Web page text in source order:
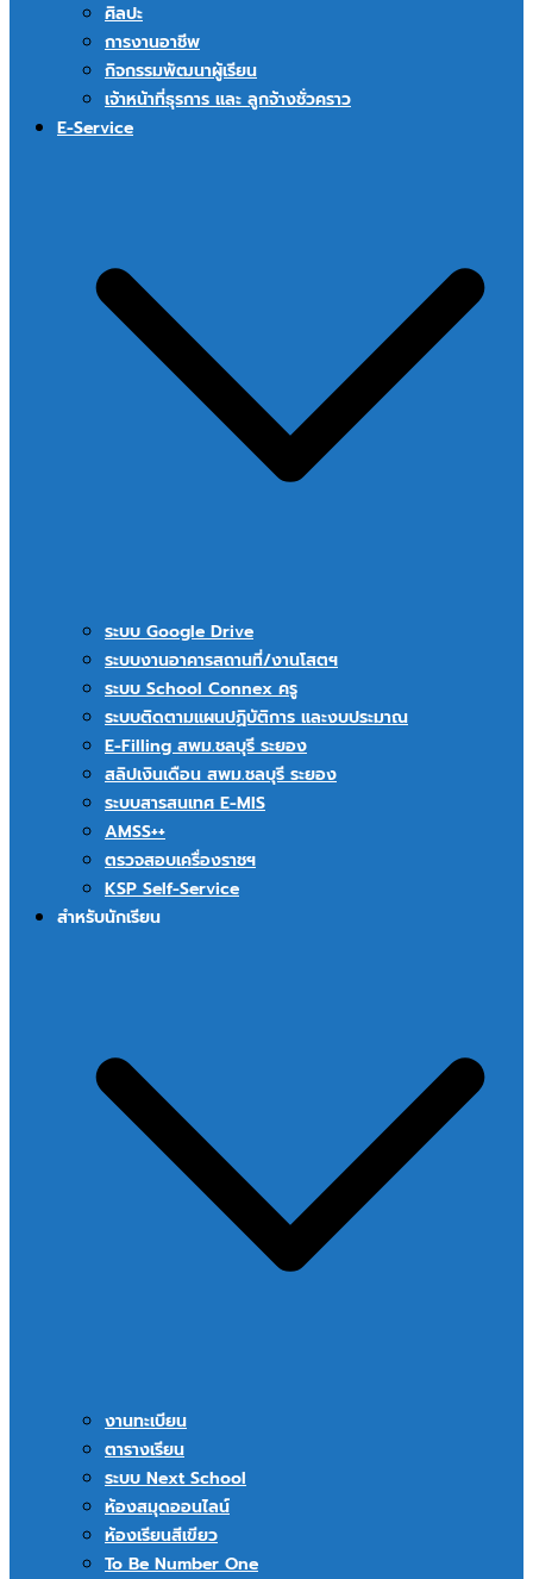
ศิลปะ
การงานอาชีพ
กิจกรรมพัฒนาผู้เรียน
เจ้าหน้าที่ธุรการ และ ลูกจ้างชั่วคราว
E-Service
ระบบ Google Drive
ระบบงานอาคารสถานที่/งานโสตฯ
ระบบ School Connex ครู
ระบบติดตามแผนปฏิบัติการ และงบประมาณ
E-Filling สพม.ชลบุรี ระยอง
สลิปเงินเดือน สพม.ชลบุรี ระยอง
ระบบสารสนเทศ E-MIS
AMSS++
ตรวจสอบเครื่องราชฯ
KSP Self-Service
สำหรับนักเรียน
งานทะเบียน
ตารางเรียน
ระบบ Next School
ห้องสมุดออนไลน์
ห้องเรียนสีเขียว
To Be Number One